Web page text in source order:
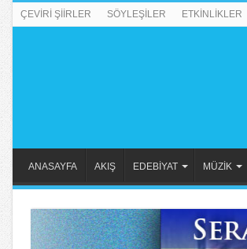
ÇEVİRİ ŞİİRLER SÖYLEŞİLER ETKİNLİKLER
ANASAYFA AKIŞ EDEBİYAT MÜZİK